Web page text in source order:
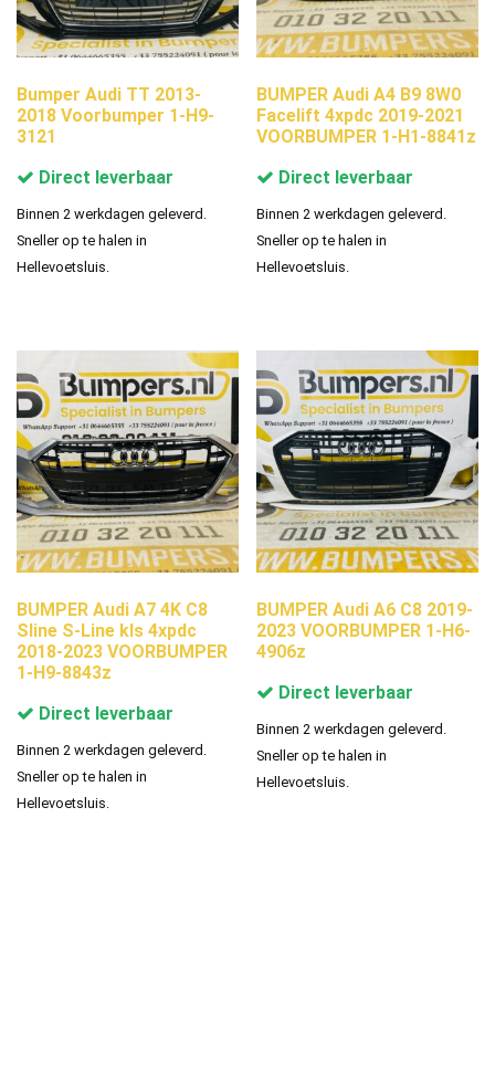
Bumper Audi TT 2013-
2018 Voorbumper 1-H9-
3121
Direct leverbaar
Binnen 2 werkdagen geleverd.
Sneller op te halen in
Hellevoetsluis.
BUMPER Audi A4 B9 8W0
Facelift 4xpdc 2019-2021
VOORBUMPER 1-H1-8841z
Direct leverbaar
Binnen 2 werkdagen geleverd.
Sneller op te halen in
Hellevoetsluis.
BUMPER Audi A7 4K C8
Sline S-Line kls 4xpdc
2018-2023 VOORBUMPER
1-H9-8843z
Direct leverbaar
Binnen 2 werkdagen geleverd.
Sneller op te halen in
Hellevoetsluis.
BUMPER Audi A6 C8 2019-
2023 VOORBUMPER 1-H6-
4906z
Direct leverbaar
Binnen 2 werkdagen geleverd.
Sneller op te halen in
Hellevoetsluis.